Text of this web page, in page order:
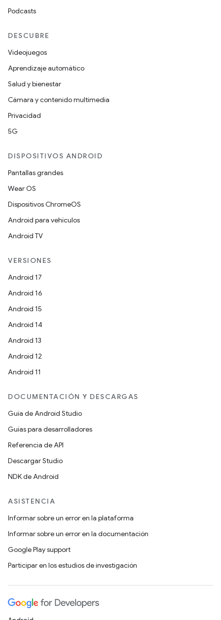
Podcasts
DESCUBRE
Videojuegos
Aprendizaje automático
Salud y bienestar
Cámara y contenido multimedia
Privacidad
5G
DISPOSITIVOS ANDROID
Pantallas grandes
Wear OS
Dispositivos ChromeOS
Android para vehículos
Android TV
VERSIONES
Android 17
Android 16
Android 15
Android 14
Android 13
Android 12
Android 11
DOCUMENTACIÓN Y DESCARGAS
Guía de Android Studio
Guías para desarrolladores
Referencia de API
Descargar Studio
NDK de Android
ASISTENCIA
Informar sobre un error en la plataforma
Informar sobre un error en la documentación
Google Play support
Participar en los estudios de investigación